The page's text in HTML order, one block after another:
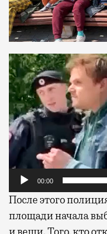
Видеоплеер
00:00
После этого
площади начала